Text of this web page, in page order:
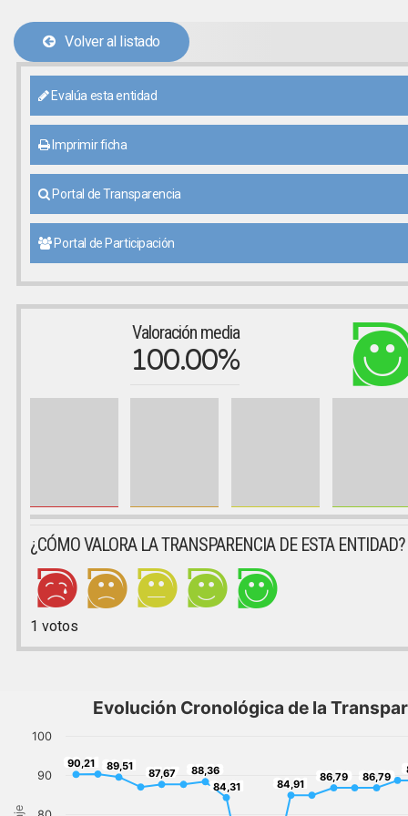
Volver al listado
Evalúa esta entidad
Imprimir ficha
Portal de Transparencia
Portal de Participación
Valoración media
100.00%
¿CÓMO VALORA LA TRANSPARENCIA DE ESTA ENTIDAD?
1 votos
Evolución Cronológica de la
90,21
90,21 89,51
89,51 87,67
87,67 88,36
88,36
84,31
84,31 84,91
84,91
86,79
86,79 86,79
86,79
90
100